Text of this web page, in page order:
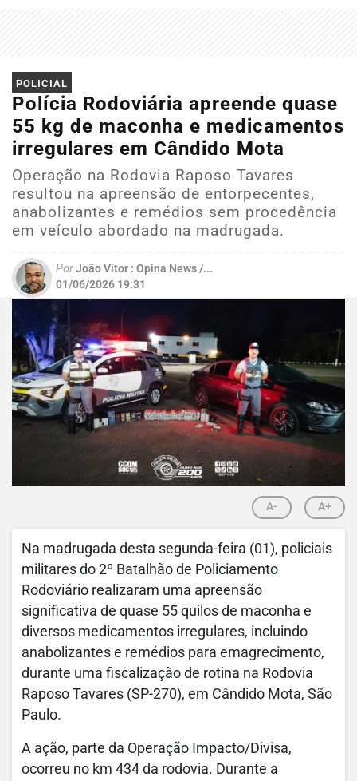
POLICIAL
Polícia Rodoviária apreende quase
55 kg de maconha e medicamentos
irregulares em Cândido Mota
Operação na Rodovia Raposo Tavares
resultou na apreensão de entorpecentes,
anabolizantes e remédios sem procedência
em veículo abordado na madrugada.
PorJoão Vitor : Opina News /...
01/06/2026 19:31
A- A+
Na madrugada desta segunda-feira (01), policiais
militares do 2º Batalhão de Policiamento
Rodoviário realizaram uma apreensão
significativa de quase 55 quilos de maconha e
diversos medicamentos irregulares, incluindo
anabolizantes e remédios para emagrecimento,
durante uma fiscalização de rotina na Rodovia
Raposo Tavares (SP-270), em Cândido Mota, São
Paulo.
A ação, parte da Operação Impacto/Divisa,
ocorreu no km 434 da rodovia. Durante a